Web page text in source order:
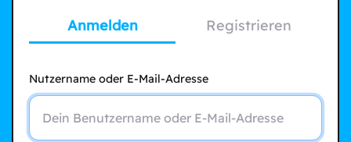
Anmelden Registrieren
Nutzername oder E-Mail-Adresse